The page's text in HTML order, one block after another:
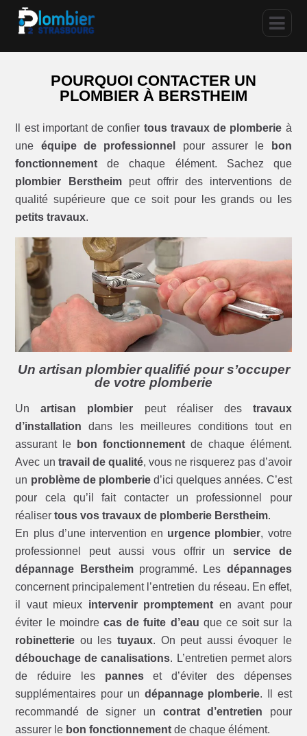
POURQUOI CONTACTER UN
PLOMBIER À BERSTHEIM
Il est important de confier tous travaux de plomberie à
une équipe de professionnel pour assurer le
bon
fonctionnement de chaque élément. Sachez que
plombier Berstheimpeut offrir des interventions de
qualité supérieure que ce soit pour les grands ou les
petits travaux.
Un artisan plombier qualifié pour s’occuper
de votre plomberie
Unartisan plombier peut réaliser des travaux
d’installation dans les meilleures conditions tout en
assurant le
bon fonctionnement de chaque élément.
Avec un travail de qualité, vous ne risquerez pas d’avoir
un problème de plomberied’ici quelques années. C’est
pour cela qu’il fait contacter un professionnel pour
réalisertous vos travaux de plomberie Berstheim.
En plus d’une intervention en urgence plombier, votre
professionnel peut aussi vous offrir un service de
dépannage Berstheimprogrammé. Les dépannages
concernent principalement l’entretien du réseau. En effet,
il vaut mieux intervenir promptement en avant pour
éviter le moindrecas de fuite d’eau que ce soit sur la
robinetterie ou les tuyaux. On peut aussi évoquer le
débouchage de canalisations. L’entretien permet alors
de réduire les panneset d’éviter des dépenses
supplémentaires pour un dépannage plomberie. Il est
recommandé de signer un contrat d’entretien pour
assurer le bon fonctionnement de chaque élément.